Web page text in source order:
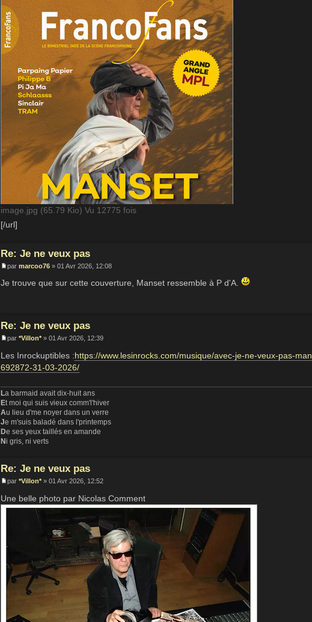
image.jpg (65.79 Kio) Vu 12775 fois
[/url]
Re: Je ne veux pas
par marcoo76 » 01 Avr 2026, 12:08
Je trouve que sur cette couverture, Manset ressemble à P d'A.
Re: Je ne veux pas
par *Villon* » 01 Avr 2026, 12:39
Les Inrockuptibles :https://www.lesinrocks.com/musique/avec-je-ne-veux-pas-
692872-31-03-2026/
La barmaid avait dix-huit ans
Et moi qui suis vieux comm'l'hiver
Au lieu d'me noyer dans un verre
Je m'suis baladé dans l'printemps
De ses yeux taillés en amande
Ni gris, ni verts
Re: Je ne veux pas
par *Villon* » 01 Avr 2026, 12:52
Une belle photo par Nicolas Comment